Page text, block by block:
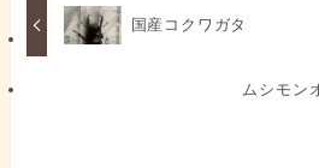
国産コクワガタ
ムシモン